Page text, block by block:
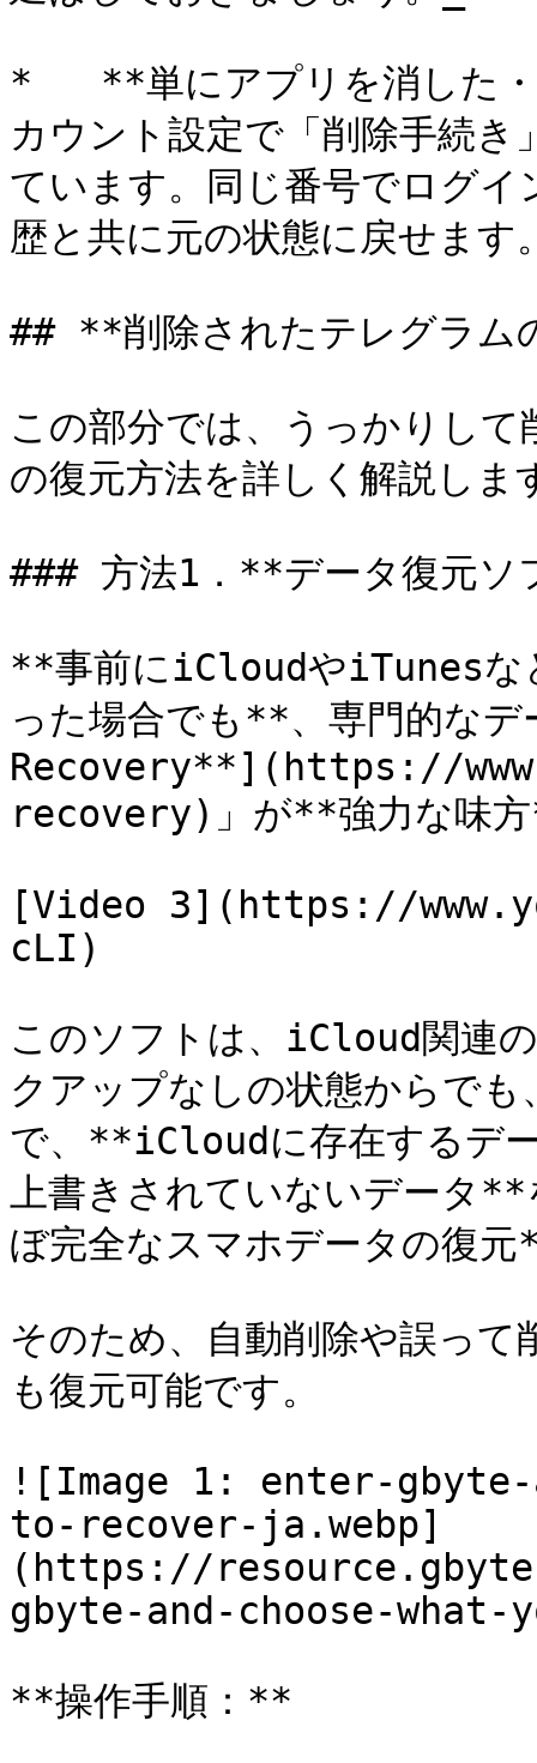
*   **単にアプリを消した・
カウント設定で「削除手続
ています。同じ番号でログ
歴と共に元の状態に戻せます
## **削除されたテレグラム
この部分では、うっかりし
の復元方法を詳しく解説しま
### 方法1．**データ復元ソ
**事前にiCloudやiTunesな
った場合でも**、専門的な
Recovery**](https://
recovery)」が**強力な味
[Video 3](https://
cLI)
このソフトは、iCloud関連
クアップなしの状態からで
で、**iCloudに存在するデ
上書きされていないデータ
ぼ完全なスマホデータの復
そのため、自動削除や誤っ
も復元可能です。
![Image 1: enter-gbyte-
to-recover-ja.webp]
(https://
gbyte-and-choose-
**操作手順：**